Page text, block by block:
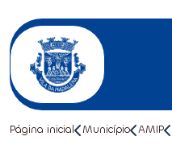
Página inicial Município AMIP